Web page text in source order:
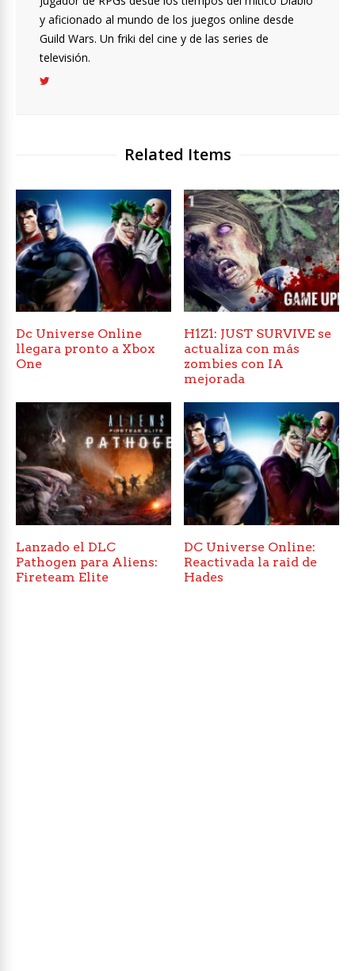
y aficionado al mundo de los juegos online desde
Guild Wars. Un friki del cine y de las series de
televisión.
Related Items
Dc Universe Online
llegara pronto a Xbox
One
H1Z1: JUST SURVIVE se
actualiza con más
zombies con IA
mejorada
Lanzado el DLC
Pathogen para Aliens:
Fireteam Elite
DC Universe Online:
Reactivada la raid de
Hades